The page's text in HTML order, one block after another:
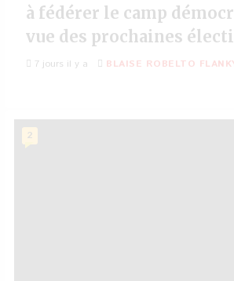
à fédérer le camp
vue des prochaines
7 jours il y a BLAISE ROBELTO
2